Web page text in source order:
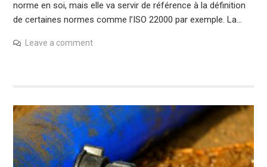
norme en soi, mais elle va servir de référence à la définition
de certaines normes comme l’ISO 22000 par exemple. La…
Leave a comment